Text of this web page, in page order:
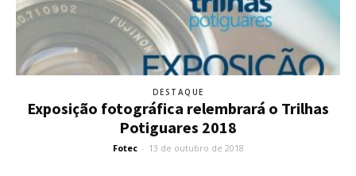
DESTAQUE
Exposição fotográfica relembrará o Trilhas
Potiguares 2018
Fotec - 13 de outubro de 2018